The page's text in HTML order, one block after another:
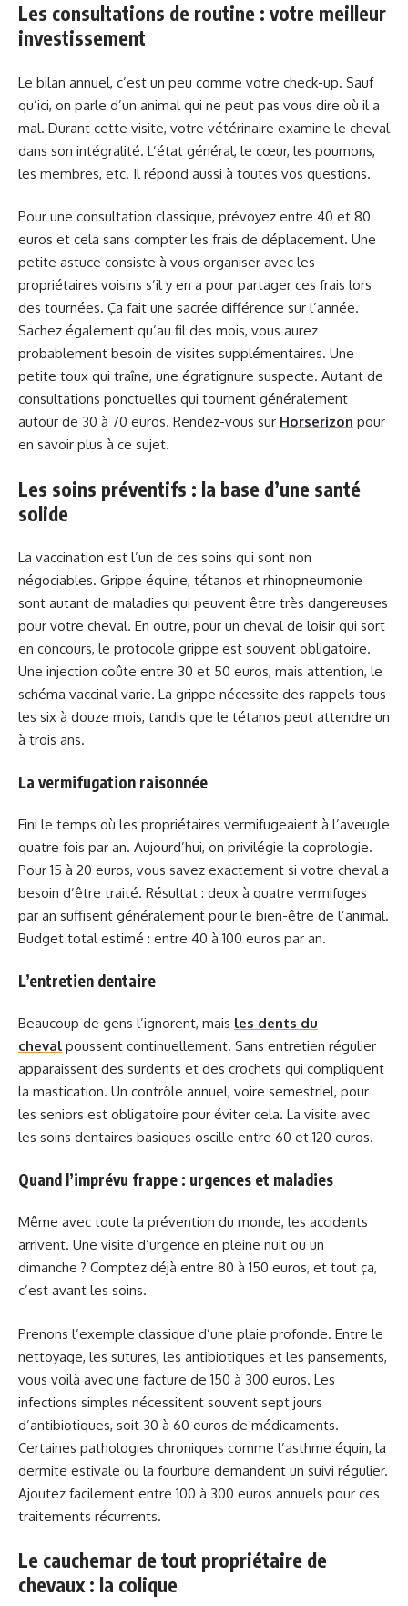
Les consultations de routine : votre meilleur
investissement
Le bilan annuel, c’est un peu comme votre check-up. Sauf
qu’ici, on parle d’un animal qui ne peut pas vous dire où il a
mal. Durant cette visite, votre vétérinaire examine le cheval
dans son intégralité. L’état général, le cœur, les poumons,
les membres, etc. Il répond aussi à toutes vos questions.
Pour une consultation classique, prévoyez entre 40 et 80
euros et cela sans compter les frais de déplacement. Une
petite astuce consiste à vous organiser avec les
propriétaires voisins s’il y en a pour partager ces frais lors
des tournées. Ça fait une sacrée différence sur l’année.
Sachez également qu’au fil des mois, vous aurez
probablement besoin de visites supplémentaires. Une
petite toux qui traîne, une égratignure suspecte. Autant de
consultations ponctuelles qui tournent généralement
autour de 30 à 70 euros. Rendez-vous sur Horserizon pour
en savoir plus à ce sujet.
Les soins préventifs : la base d’une santé
solide
La vaccination est l’un de ces soins qui sont non
négociables. Grippe équine, tétanos et rhinopneumonie
sont autant de maladies qui peuvent être très dangereuses
pour votre cheval. En outre, pour un cheval de loisir qui sort
en concours, le protocole grippe est souvent obligatoire.
Une injection coûte entre 30 et 50 euros, mais attention, le
schéma vaccinal varie. La grippe nécessite des rappels tous
les six à douze mois, tandis que le tétanos peut attendre un
à trois ans.
La vermifugation raisonnée
Fini le temps où les propriétaires vermifugeaient à l’aveugle
quatre fois par an. Aujourd’hui, on privilégie la coprologie.
Pour 15 à 20 euros, vous savez exactement si votre cheval a
besoin d’être traité. Résultat : deux à quatre vermifuges
par an suffisent généralement pour le bien-être de l’animal.
Budget total estimé : entre 40 à 100 euros par an.
L’entretien dentaire
Beaucoup de gens l’ignorent, mais les dents du
cheval poussent continuellement. Sans entretien régulier
apparaissent des surdents et des crochets qui compliquent
la mastication. Un contrôle annuel, voire semestriel, pour
les seniors est obligatoire pour éviter cela. La visite avec
les soins dentaires basiques oscille entre 60 et 120 euros.
Quand l’imprévu frappe : urgences et maladies
Même avec toute la prévention du monde, les accidents
arrivent. Une visite d’urgence en pleine nuit ou un
dimanche ? Comptez déjà entre 80 à 150 euros, et tout ça,
c’est avant les soins.
Prenons l’exemple classique d’une plaie profonde. Entre le
nettoyage, les sutures, les antibiotiques et les pansements,
vous voilà avec une facture de 150 à 300 euros. Les
infections simples nécessitent souvent sept jours
d’antibiotiques, soit 30 à 60 euros de médicaments.
Certaines pathologies chroniques comme l’asthme équin, la
dermite estivale ou la fourbure demandent un suivi régulier.
Ajoutez facilement entre 100 à 300 euros annuels pour ces
traitements récurrents.
Le cauchemar de tout propriétaire de
chevaux : la colique